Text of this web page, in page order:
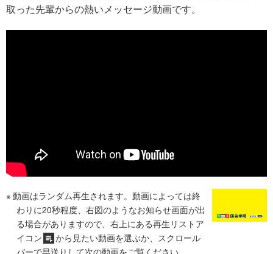
取った先輩からの熱いメッセージ動画です。
動画はランダム再生されます。動画によっては終
わりに20秒程度、右図のようなお知らせ画面が出
る場合がありますので、右上にある再生リストア
イコン
から見たい動画を選ぶか、スクロール
バーで早送りして次の動画をご覧ください。